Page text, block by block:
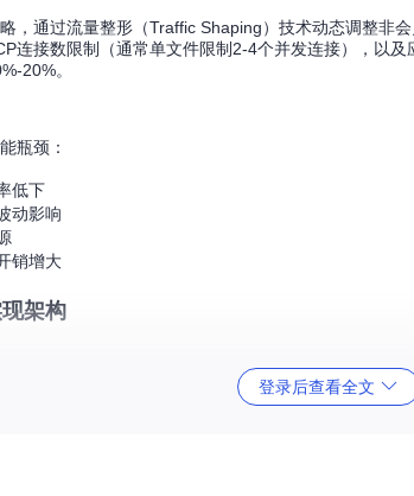
，通过流量整形（Traffic Shaping）技术动态调整非
连接数限制（通常单文件限制2-4个并发连接），以
20%。
瓶颈：
低下
动影响
销增大
架构
道突破限速限制，其工作流程包括：
原真实资源服务器地址
登录后查看全文